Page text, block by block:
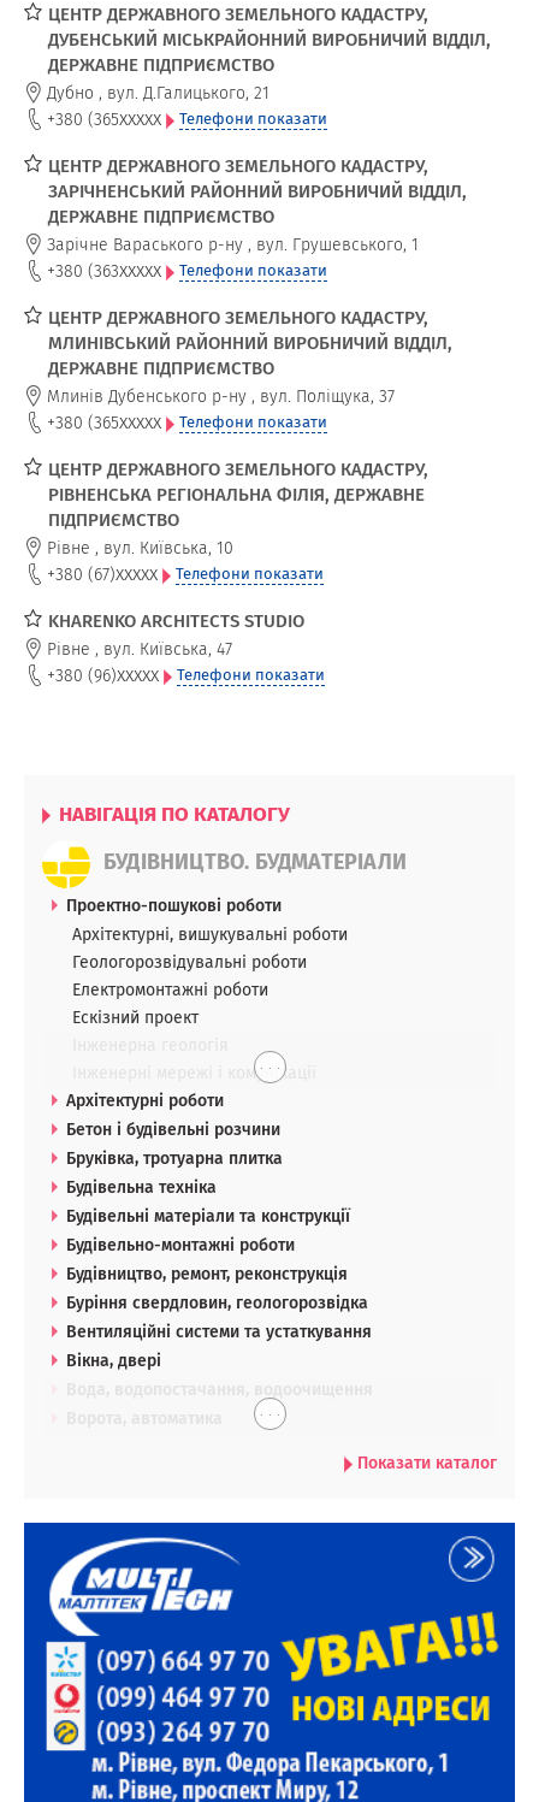
ЦЕНТР ДЕРЖАВНОГО ЗЕМЕЛЬНОГО КАДАСТРУ,
ДУБЕНСЬКИЙ МІСЬКРАЙОННИЙ ВИРОБНИЧИЙ ВІДДІЛ,
ДЕРЖАВНЕ ПІДПРИЄМСТВО
Дубно , вул. Д.Галицького, 21
+380 (365xxxxx Телефони показати
ЦЕНТР ДЕРЖАВНОГО ЗЕМЕЛЬНОГО КАДАСТРУ,
ЗАРІЧНЕНСЬКИЙ РАЙОННИЙ ВИРОБНИЧИЙ ВІДДІЛ,
ДЕРЖАВНЕ ПІДПРИЄМСТВО
Зарічне Вараського р-ну , вул. Грушевського, 1
+380 (363xxxxx Телефони показати
ЦЕНТР ДЕРЖАВНОГО ЗЕМЕЛЬНОГО КАДАСТРУ,
МЛИНІВСЬКИЙ РАЙОННИЙ ВИРОБНИЧИЙ ВІДДІЛ,
ДЕРЖАВНЕ ПІДПРИЄМСТВО
Млинів Дубенського р-ну , вул. Поліщука, 37
+380 (365xxxxx Телефони показати
ЦЕНТР ДЕРЖАВНОГО ЗЕМЕЛЬНОГО КАДАСТРУ,
РІВНЕНСЬКА РЕГІОНАЛЬНА ФІЛІЯ, ДЕРЖАВНЕ
ПІДПРИЄМСТВО
Рівне , вул. Київська, 10
+380 (67)xxxxx Телефони показати
KHARENKO ARCHITECTS STUDIO
Рівне , вул. Київська, 47
+380 (96)xxxxx Телефони показати
НАВІГАЦІЯ ПО КАТАЛОГУ
БУДІВНИЦТВО. БУДМАТЕРІАЛИ
Проектно-пошукові роботи
Архітектурні, вишукувальні роботи
Геологорозвідувальні роботи
Електромонтажні роботи
Ескізний проект
Інженерні мережі і комунікації
. . .
Архітектурні роботи
Бетон і будівельні розчини
Бруківка, тротуарна плитка
Будівельна техніка
Будівельні матеріали та конструкції
Будівельно-монтажні роботи
Будівництво, ремонт, реконструкція
Буріння свердловин, геологорозвідка
Вентиляційні системи та устаткування
Вікна, двері
. . .
Показати каталог